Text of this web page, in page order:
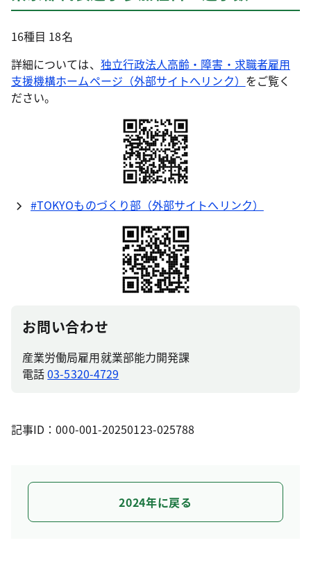
16種目 18名
詳細については、 独立行政法人高齢・障害・求職者雇用
支援機構ホームページ（外部サイトへリンク） をご覧く
ださい。
#TOKYOものづくり部（外部サイトへリンク）
お問い合わせ
産業労働局雇用就業部能力開発課
電話03-5320-4729
記事ID：000-001-20250123-025788
2024年に戻る